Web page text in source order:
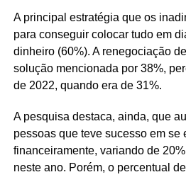
A principal estratégia que os
para conseguir colocar tudo em
dinheiro (60%). A renegociação
solução mencionada por 38%,
de 2022, quando era de 31%.
A pesquisa destaca, ainda, que
pessoas que teve sucesso em se
financeiramente, variando de
neste ano. Porém, o percentual